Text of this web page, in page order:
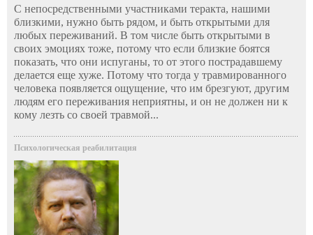
С непосредственными участниками теракта, нашими
близкими, нужно быть рядом, и быть открытыми для
любых переживаний. В том числе быть открытыми в
своих эмоциях тоже, потому что если близкие боятся
показать, что они испуганы, то от этого пострадавшему
делается еще хуже. Потому что тогда у травмированного
человека появляется ощущение, что им брезгуют, другим
людям его переживания неприятны, и он не должен ни к
кому лезть со своей травмой...
Психологическая реабилитация